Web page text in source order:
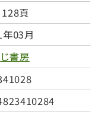
頁
03月
書房